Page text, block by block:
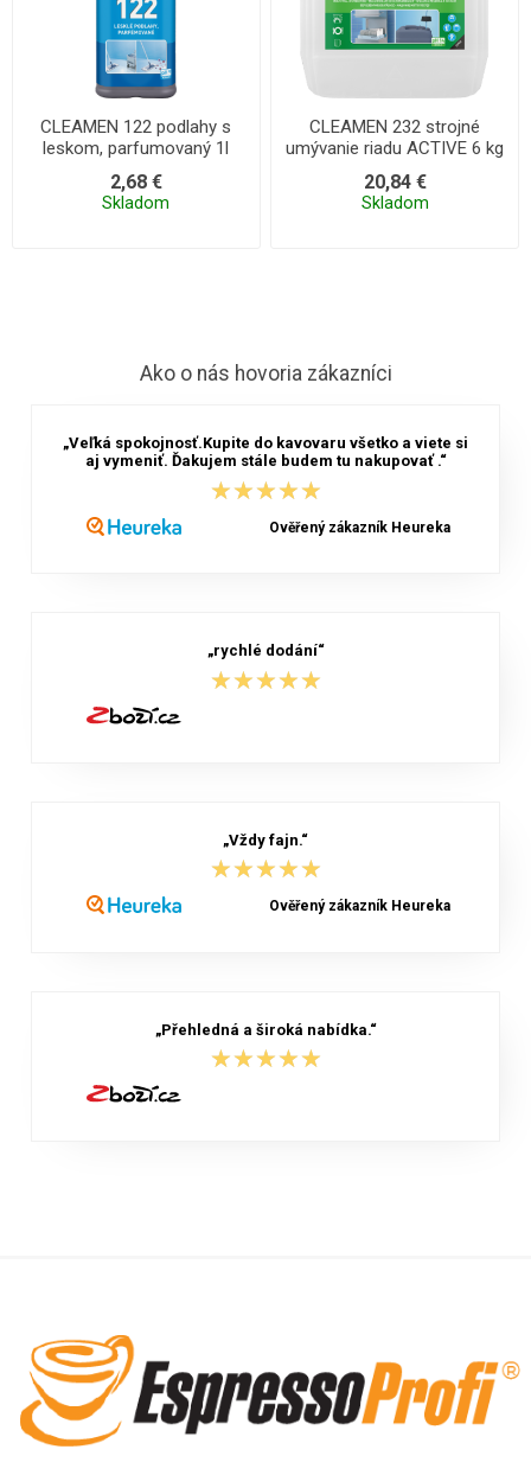
CLEAMEN 122 podlahy s
leskom, parfumovaný 1l
2,68 €
Skladom
CLEAMEN 232 strojné
umývanie riadu ACTIVE 6 kg
20,84 €
Skladom
Ako o nás hovoria zákazníci
„Veľká spokojnosť.Kupite do kavovaru všetko a viete si
aj vymeniť. Ďakujem stále budem tu nakupovať .“
★★★★★
★★★★★
Ověřený zákazník Heureka
„rychlé dodání“
★★★★★
★★★★★
„Vždy fajn.“
★★★★★
★★★★★
Ověřený zákazník Heureka
„Přehledná a široká nabídka.“
★★★★★
★★★★★